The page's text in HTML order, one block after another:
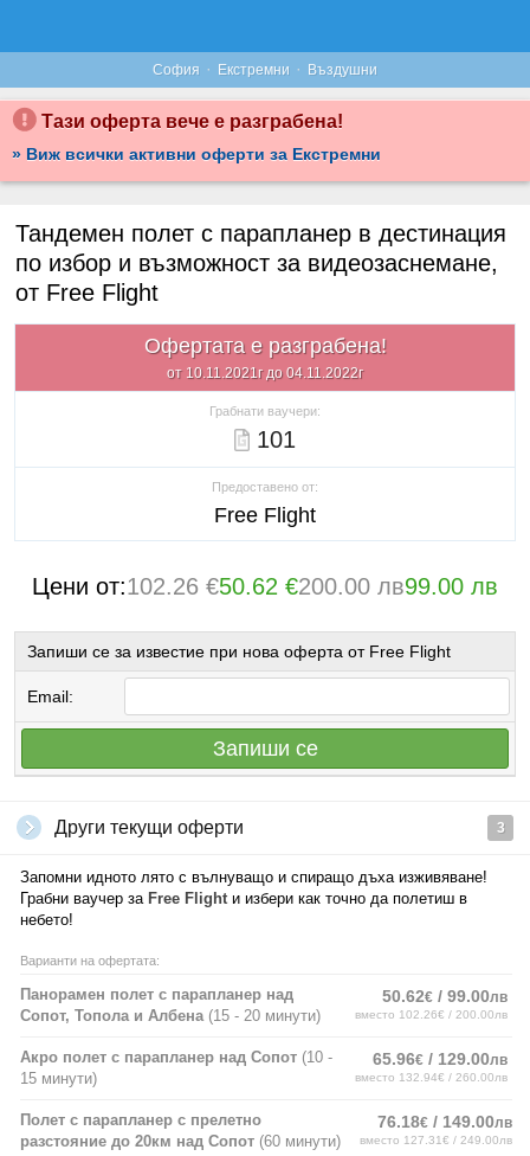
София · Екстремни · Въздушни
Тази оферта вече е разграбена!
» Виж всички активни оферти за Екстремни
Тандемен полет с парапланер в дестинация
по избор и възможност за видеозаснемане,
от Free Flight
Офертата е разграбена!
от 10.11.2021г до 04.11.2022г
Грабнати ваучери:
101
Предоставено от:
Free Flight
Цени от:102.26 €50.62 €200.00 лв99.00 лв
Запиши се за известие при нова оферта от Free Flight
Email:
Запиши се
Други текущи оферти 3
Запомни идното лято с вълнуващо и спиращо дъха изживяване!
Грабни ваучер за Free Flight и избери как точно да полетиш в
небето!
Варианти на офертата:
Панорамен полет с парапланер над
Сопот, Топола и Албена (15 - 20 минути)
50.62€ / 99.00лв
вместо 102.26€ / 200.00лв
Акро полет с парапланер над Сопот (10 -
15 минути)
65.96€ / 129.00лв
вместо 132.94€ / 260.00лв
Полет с парапланер с прелетно
разстояние до 20км над Сопот (60 минути)
76.18€ / 149.00лв
вместо 127.31€ / 249.00лв